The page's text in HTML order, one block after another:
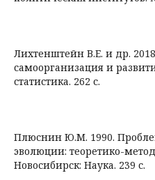
Лихтенштейн В.Е. и др.
самоорганизация и
статистика. 262 с.
Плюснин Ю.М. 1990.
эволюции: теоретико-
Новосибирск: Наука. 239 с.